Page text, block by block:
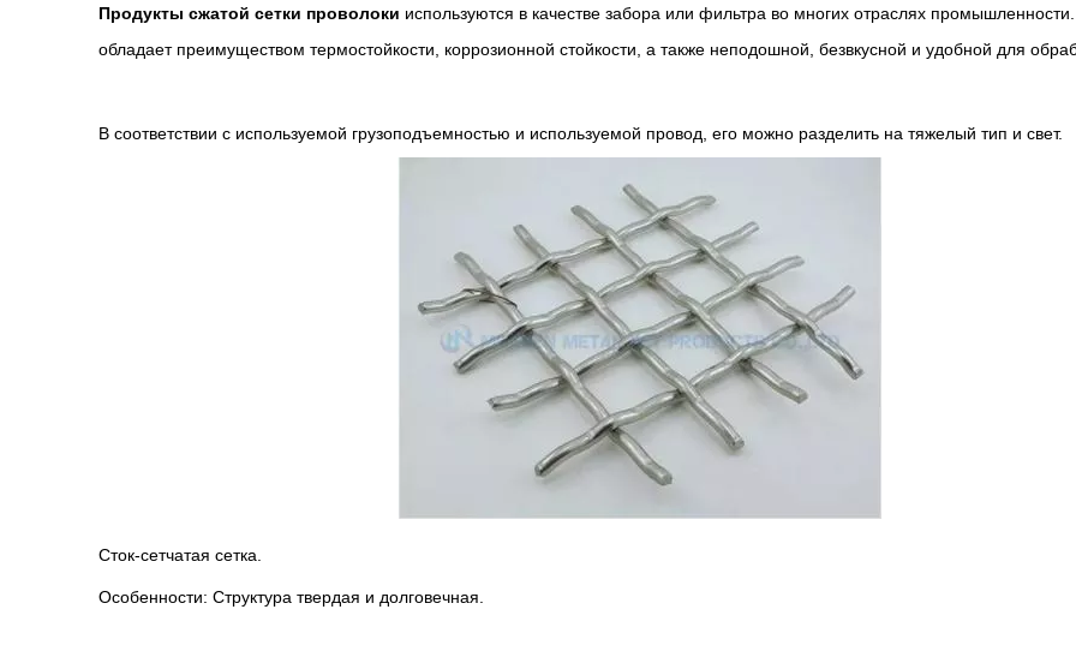
Продукты сжатой сетки проволоки используются в качестве забора или фильтра во многих отраслях
обладает преимуществом термостойкости, коррозионной стойкости, а также неподошной, безвкусной и удобной для
В соответствии с используемой грузоподъемностью и используемой провод, его можно разделить на тяжелый тип и свет.
Сток-сетчатая сетка.
Особенности: Структура твердая и долговечная.